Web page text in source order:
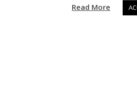
Read More